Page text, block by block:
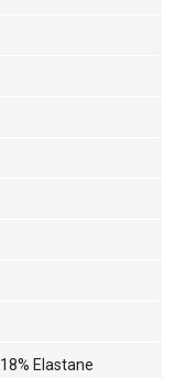
Elastane